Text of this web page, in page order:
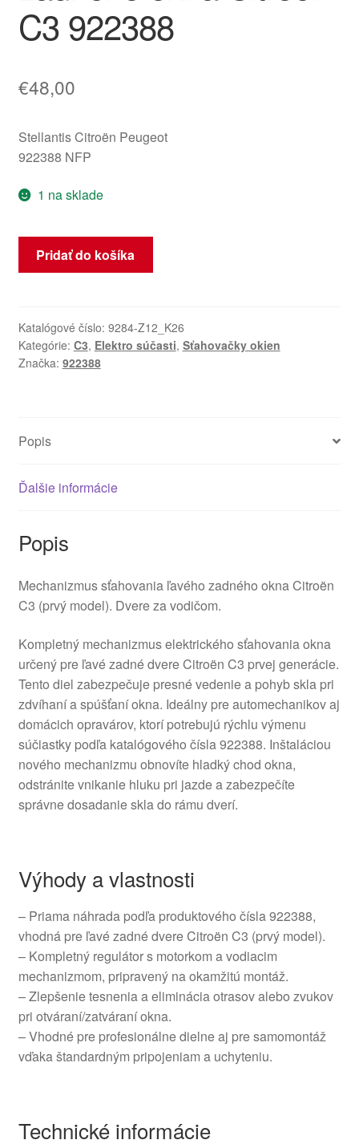
C3 922388
€48,00
Stellantis Citroën Peugeot
922388 NFP
1 na sklade
množstvo
Mechanizmus
zadného
okna
Citroën
Pridať do košíka
Katalógové číslo: 9284-Z12_K26
Kategórie: C3, Elektro súčasti, Sťahovačky okien
Značka: 922388
Popis
Ďalšie informácie
Popis
Mechanizmus sťahovania ľavého zadného okna Citroën
C3 (prvý model). Dvere za vodičom.
Kompletný mechanizmus elektrického sťahovania okna
určený pre ľavé zadné dvere Citroën C3 prvej generácie.
Tento diel zabezpečuje presné vedenie a pohyb skla pri
zdvíhaní a spúšťaní okna. Ideálny pre automechanikov aj
domácich opravárov, ktorí potrebujú rýchlu výmenu
súčiastky podľa katalógového čísla 922388. Inštaláciou
nového mechanizmu obnovíte hladký chod okna,
odstránite vnikanie hluku pri jazde a zabezpečíte
správne dosadanie skla do rámu dverí.
Výhody a vlastnosti
– Priama náhrada podľa produktového čísla 922388,
vhodná pre ľavé zadné dvere Citroën C3 (prvý model).
– Kompletný regulátor s motorkom a vodiacim
mechanizmom, pripravený na okamžitú montáž.
– Zlepšenie tesnenia a eliminácia otrasov alebo zvukov
pri otváraní/zatváraní okna.
– Vhodné pre profesionálne dielne aj pre samomontáž
vďaka štandardným pripojeniam a uchyteniu.
Technické informácie